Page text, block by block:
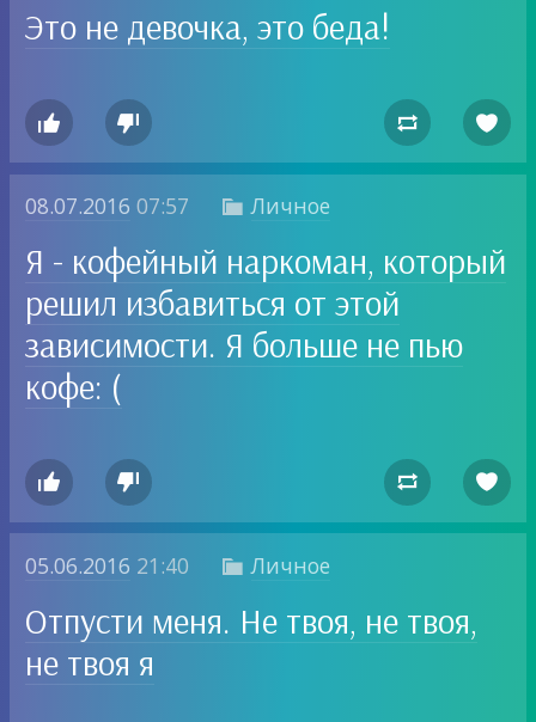
Это не девочка, это беда!
   
08.07.2016 07:57  Личное
Я - кофейный наркоман, который
решил избавиться от этой
зависимости. Я больше не пью
кофе: (
   
05.06.2016 21:40  Личное
Отпусти меня. Не твоя, не твоя,
не твоя я